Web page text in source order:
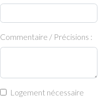
Commentaire / Précisions :
Logement nécessaire